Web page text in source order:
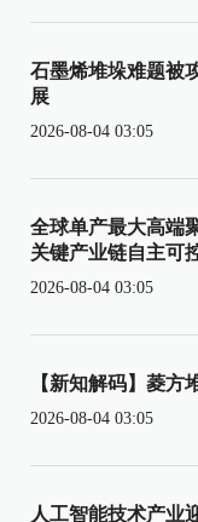
石墨烯堆垛难题被
展
2026-08-04 03:05
全球单产最大高端
关键产业链自主可
2026-08-04 03:05
【新知解码】菱方
2026-08-04 03:05
人工智能技术产业